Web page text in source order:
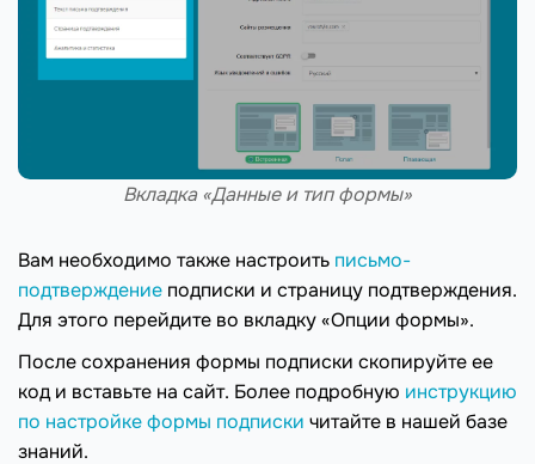
Вкладка «Данные и тип формы»
Вам необходимо также настроить письмо-
подтверждение подписки и страницу подтверждения.
Для этого перейдите во вкладку «Опции формы».
После сохранения формы подписки скопируйте ее
код и вставьте на сайт. Более подробную инструкцию
по настройке формы подписки читайте в нашей базе
знаний.